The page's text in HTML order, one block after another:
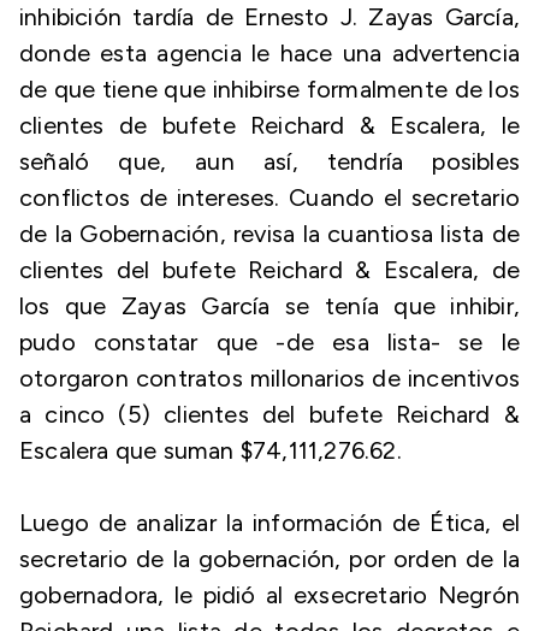
inhibición tardía de Ernesto J. Zayas García,
donde esta agencia le hace una advertencia
de que tiene que inhibirse formalmente de los
clientes de bufete Reichard & Escalera, le
señaló que, aun así, tendría posibles
conflictos de intereses. Cuando el secretario
de la Gobernación, revisa la cuantiosa lista de
clientes del bufete Reichard & Escalera, de
los que Zayas García se tenía que inhibir,
pudo constatar que -de esa lista- se le
otorgaron contratos millonarios de incentivos
a cinco (5) clientes del bufete Reichard &
Escalera que suman $74,111,276.62.
Luego de analizar la información de Ética, el
secretario de la gobernación, por orden de la
gobernadora, le pidió al exsecretario Negrón